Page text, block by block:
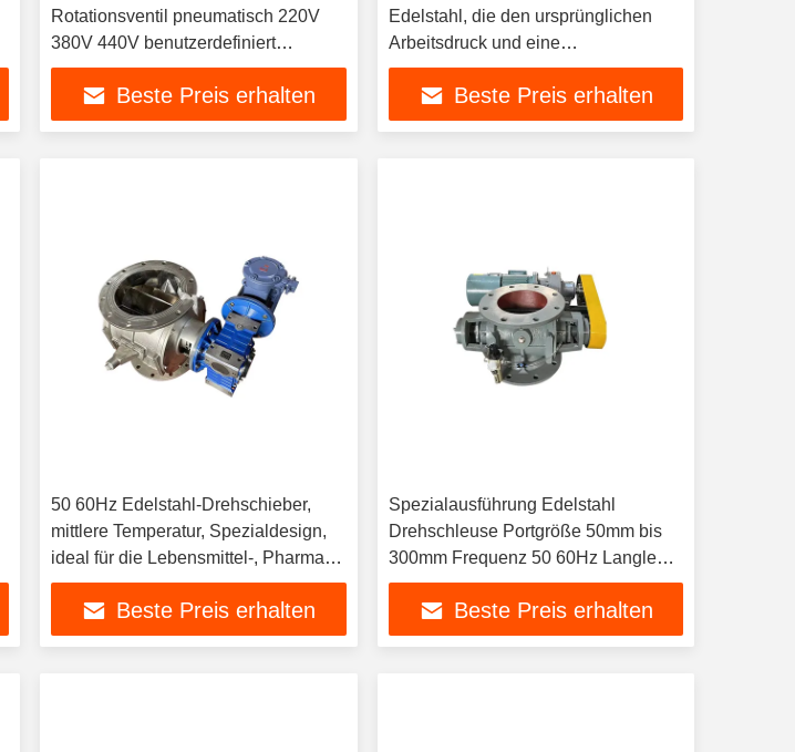
Rotationsventil pneumatisch 220V
380V 440V benutzerdefiniert
elektrisch
Beste Preis erhalten
Edelstahl, die den ursprünglichen
Arbeitsdruck und eine
Betriebsgeschwindigkeit von bis zu
60 U/min für die Materialisolierung
bietet
Beste Preis erhalten
50 60Hz Edelstahl-Drehschieber,
mittlere Temperatur, Spezialdesign,
ideal für die Lebensmittel-, Pharma-
und Chemieindustrie
Beste Preis erhalten
Spezialausführung Edelstahl
Drehschleuse Portgröße 50mm bis
300mm Frequenz 50 60Hz Langlebig
für Materialtransportsysteme
Beste Preis erhalten